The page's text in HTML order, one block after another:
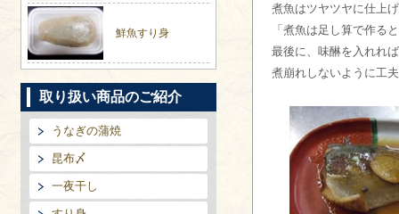
鮮魚すり身
取り扱い商品のご紹介
うなぎの蒲焼
昆布〆
一夜干し
煮魚はツヤツヤに仕上
「煮魚は足し算で作る
最後に、味醂を入れれ
煮崩れしないように工